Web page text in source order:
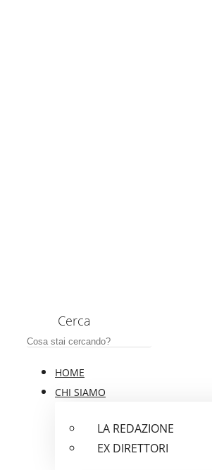
Cerca
HOME
CHI SIAMO
LA REDAZIONE
EX DIRETTORI